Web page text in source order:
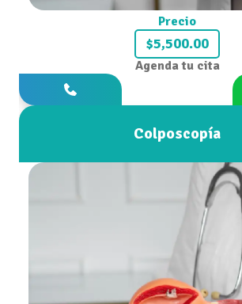
Precio
$5,500.00
Agenda tu cita
Colposcopía